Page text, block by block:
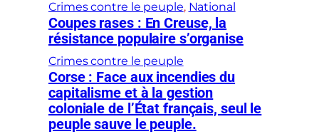
Crimes contre le peuple, National
Coupes rases : En Creuse, la
résistance populaire s’organise
Crimes contre le peuple
Corse : Face aux incendies du
capitalisme et à la gestion
coloniale de l’État français, seul le
peuple sauve le peuple.